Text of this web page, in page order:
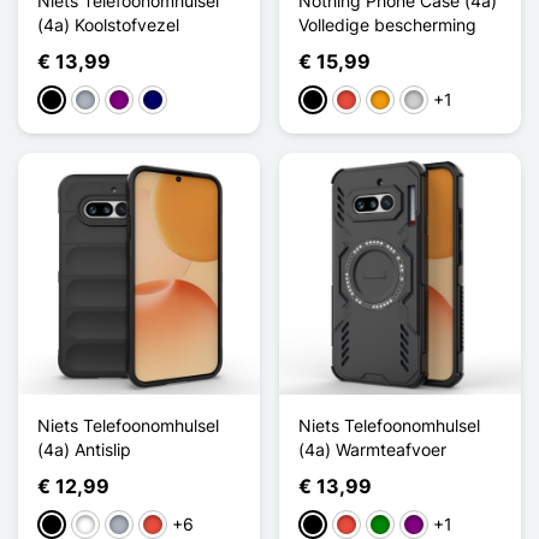
(4a) Koolstofvezel
€ 13,99
ZwartGrijsPurperMarine Blauw
Volledige bescherming
€ 15,99
ZwartRoodOranjeZilver
+1
Niets Telefoonomhulsel
(4a) Antislip
€ 12,99
ZwartWit GrijsRood+6
Niets Telefoonomhulsel
(4a) Warmteafvoer
€ 13,99
ZwartRoodGroenPurper
+1